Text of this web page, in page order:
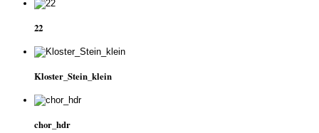
22
Kloster_Stein_klein
chor_hdr